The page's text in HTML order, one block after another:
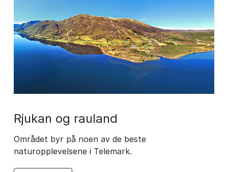
rjukan og rauland
Området byr på noen av de beste
naturopplevelsene i Telemark.